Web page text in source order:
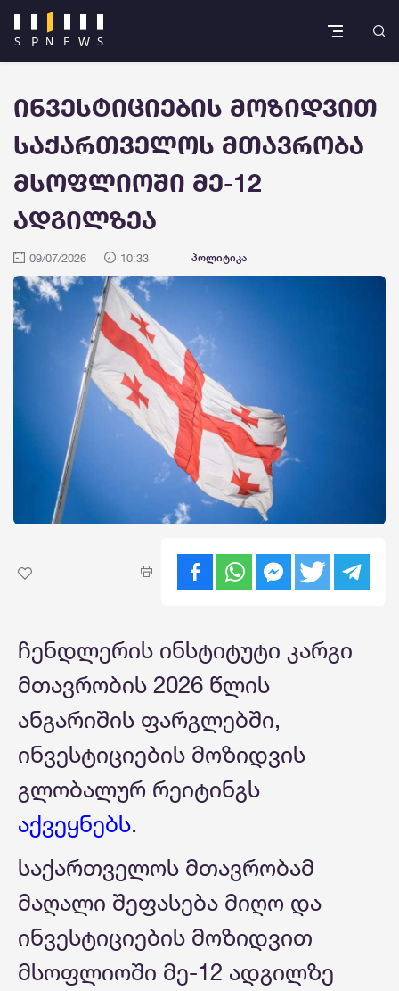
ინვესტიციების მოზიდვით
საქართველოს მთავრობა
მსოფლიოში მე-12
ადგილზეა
09/07/2026 10:33 პოლიტიკა
ჩენდლერის ინსტიტუტი კარგი
მთავრობის 2026 წლის
ანგარიშის ფარგლებში,
ინვესტიციების მოზიდვის
გლობალურ რეიტინგს
აქვეყნებს.
საქართველოს მთავრობამ
მაღალი შეფასება მიღო და
ინვესტიციების მოზიდვით
მსოფლიოში მე-12 ადგილზე